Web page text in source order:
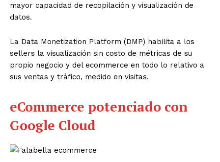
mayor capacidad de recopilación y visualización de
datos.
La Data Monetization Platform (DMP) habilita a los
sellers la visualización sin costo de métricas de su
propio negocio y del ecommerce en todo lo relativo a
sus ventas y tráfico, medido en visitas.
eCommerce potenciado con
Google Cloud